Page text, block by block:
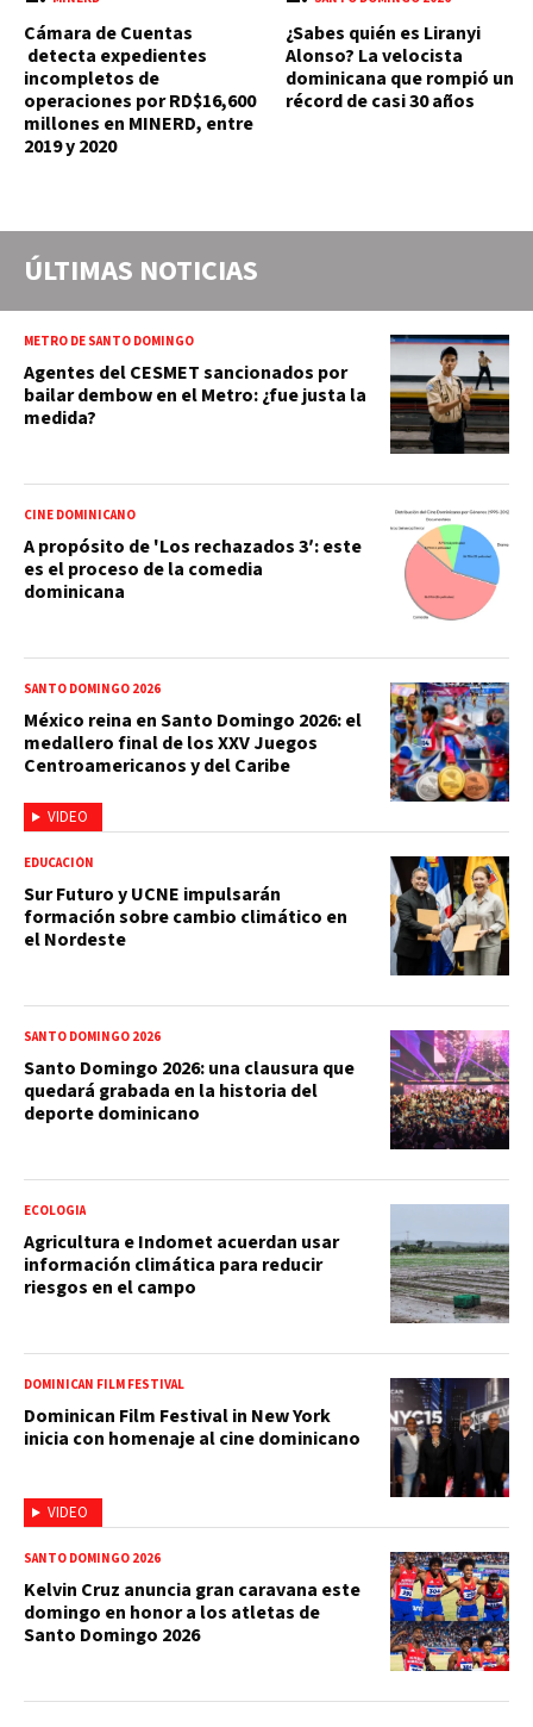
Cámara de Cuentas
detecta expedientes
incompletos de
operaciones por RD$16,600
millones en MINERD, entre
2019 y 2020
¿Sabes quién es Liranyi
Alonso? La velocista
dominicana que rompió un
récord de casi 30 años
ÚLTIMAS NOTICIAS
METRO DE SANTO DOMINGO
Agentes del CESMET sancionados por
bailar dembow en el Metro: ¿fue justa la
medida?
CINE DOMINICANO
A propósito de 'Los rechazados 3′: este
es el proceso de la comedia
dominicana
VIDEO
SANTO DOMINGO 2026
México reina en Santo Domingo 2026: el
medallero final de los XXV Juegos
Centroamericanos y del Caribe
EDUCACIÓN
Sur Futuro y UCNE impulsarán
formación sobre cambio climático en
el Nordeste
SANTO DOMINGO 2026
Santo Domingo 2026: una clausura que
quedará grabada en la historia del
deporte dominicano
ECOLOGIA
Agricultura e Indomet acuerdan usar
información climática para reducir
riesgos en el campo
VIDEO
DOMINICAN FILM FESTIVAL
Dominican Film Festival in New York
inicia con homenaje al cine dominicano
SANTO DOMINGO 2026
Kelvin Cruz anuncia gran caravana este
domingo en honor a los atletas de
Santo Domingo 2026